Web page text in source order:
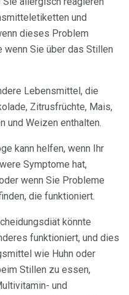
und
dieses Problem
Sie über das Stillen
Lebensmittel, die
Zitrusfrüchte, Mais,
und Weizen enthalten.
kann helfen, wenn Ihr
Symptome hat,
wenn Sie Probleme
die funktioniert.
könnte
funktioniert, und dies
wie Huhn oder
Stillen zu essen,
und